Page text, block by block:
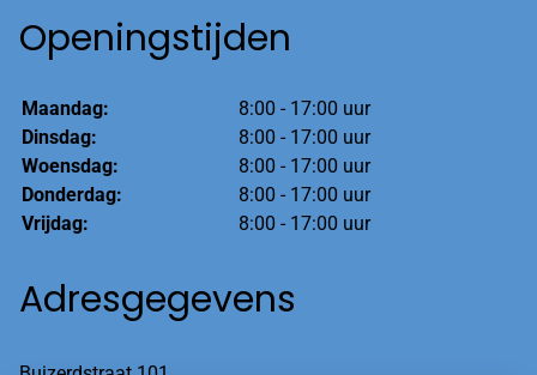
Openingstijden
Maandag:
8:00 - 17:00 uur
Dinsdag:
8:00 - 17:00 uur
Woensdag:
8:00 - 17:00 uur
Donderdag:
8:00 - 17:00 uur
Vrijdag:
8:00 - 17:00 uur
Adresgegevens